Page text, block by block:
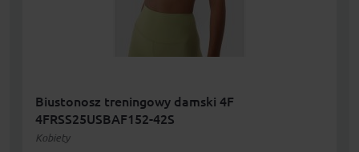
Biustonosz treningowy damski 4F
4FRSS25USBAF152-42S
Kobiety